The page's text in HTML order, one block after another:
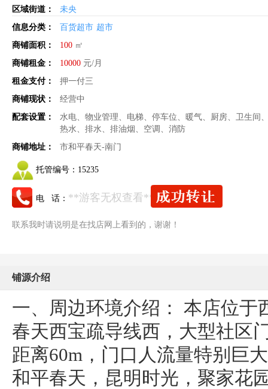
区域街道：
未央
信息分类：
百货超市 超市
商铺面积：
100 ㎡
商铺租金：
10000 元/月
租金支付：
押一付三
商铺现状：
经营中
配套设置：
水电、物业管理、电梯、停车位、暖气、厨房、卫生间
热水、排水、排油烟、空调、消防
商铺地址：
市和平春天-南门
托管编号： 15235
电 话： **游客无权查看**
联系我时请说明是在找店网上看到的，谢谢！
铺源介绍
一、周边环境介绍： 本店位
春天西宝疏导线西，大型社区
距离60m，门口人流量特别巨
和平春天，昆明时光，聚家花